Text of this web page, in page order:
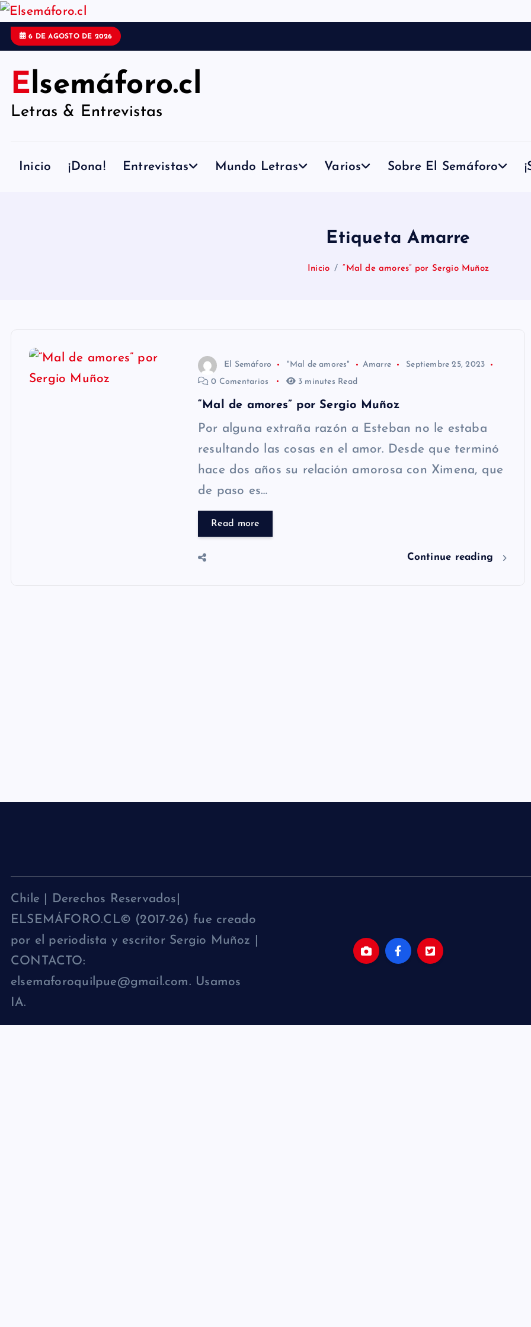
S
l
6 DE AGOSTO DE 2026
Elsemáforo.cl
Letras & Entrevistas
Inicio ¡Dona! Entrevistas Mundo Letras Varios Sobre El Semáforo
Etiqueta Amarre
Inicio “Mal de amores” por Sergio Muñoz
El Semáforo "Mal de amores" Amarre
Septiembre 25, 2023
0 Comentarios
3 minutes Read
“Mal de amores” por Sergio Muñoz
Por alguna extraña razón a Esteban no le estaba
resultando las cosas en el amor. Desde que terminó
hace dos años su relación amorosa con Ximena, que
de paso es…
Read more
Continue reading
Chile | Derechos Reservados|
ELSEMÁFORO.CL© (2017-26) fue creado
por el periodista y escritor Sergio Muñoz |
CONTACTO:
elsemaforoquilpue@gmail.com. Usamos
IA.